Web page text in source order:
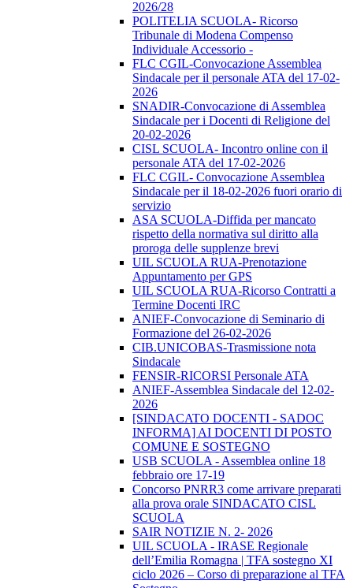
2026/28
POLITELIA SCUOLA- Ricorso
Tribunale di Modena Compenso
Individuale Accessorio -
FLC CGIL-Convocazione Assemblea
Sindacale per il personale ATA del 17-02-
2026
SNADIR-Convocazione di Assemblea
Sindacale per i Docenti di Religione del
20-02-2026
CISL SCUOLA- Incontro online con il
personale ATA del 17-02-2026
FLC CGIL- Convocazione Assemblea
Sindacale per il 18-02-2026 fuori orario di
servizio
ASA SCUOLA-Diffida per mancato
rispetto della normativa sul diritto alla
proroga delle supplenze brevi
UIL SCUOLA RUA-Prenotazione
Appuntamento per GPS
UIL SCUOLA RUA-Ricorso Contratti a
Termine Docenti IRC
ANIEF-Convocazione di Seminario di
Formazione del 26-02-2026
CIB.UNICOBAS-Trasmissione nota
Sindacale
FENSIR-RICORSI Personale ATA
ANIEF-Assemblea Sindacale del 12-02-
2026
[SINDACATO DOCENTI - SADOC
INFORMA] AI DOCENTI DI POSTO
COMUNE E SOSTEGNO
USB SCUOLA - Assemblea online 18
febbraio ore 17-19
Concorso PNRR3 come arrivare preparati
alla prova orale SINDACATO CISL
SCUOLA
SAIR NOTIZIE N. 2- 2026
UIL SCUOLA - IRASE Regionale
dell’Emilia Romagna | TFA sostegno XI
ciclo 2026 – Corso di preparazione al TFA